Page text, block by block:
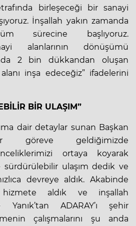
birleşeceği bir sanayi
İnşallah yakın zamanda
sürecine başlıyoruz.
alanlarının dönüşümü
2 bin dükkandan oluşan
inşa edeceğiz” ifadelerini
BİR ULAŞIM”
dair detaylar sunan Başkan
göreve geldiğimizde
ortaya koyarak
ulaşım dedik ve
devreye aldık. Akabinde
hizmete aldık ve inşallah
Yanık’tan ADARAY’ı şehir
çalışmalarını şu anda